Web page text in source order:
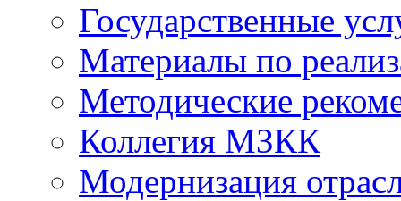
Государственные
Материалы по
Методические
Коллегия МЗКК
Модернизация